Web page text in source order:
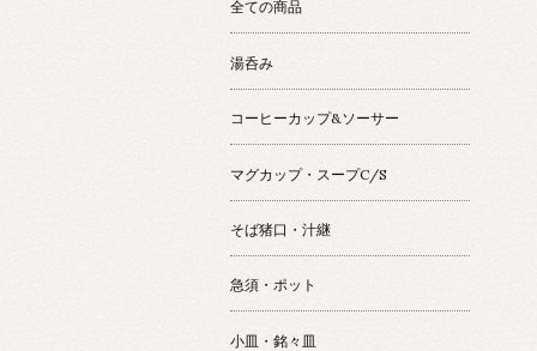
全ての商品
湯呑み
コーヒーカップ&ソーサー
マグカップ・スープC/S
そば猪口・汁継
急須・ポット
小皿・銘々皿